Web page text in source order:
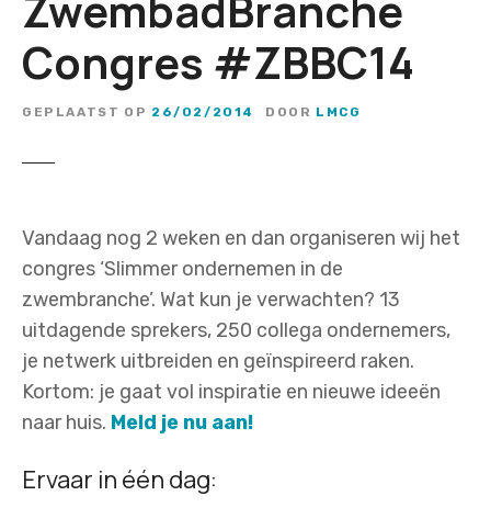
Congres #ZBBC14
GEPLAATST OP 26/02/2014 DOOR LMCG
Vandaag nog 2 weken en dan organiseren wij het
congres ‘Slimmer ondernemen in de
zwembranche’. Wat kun je verwachten? 13
uitdagende sprekers, 250 collega ondernemers,
je netwerk uitbreiden en geïnspireerd raken.
Kortom: je gaat vol inspiratie en nieuwe ideeën
naar huis. Meld je nu aan!
Ervaar in één dag: